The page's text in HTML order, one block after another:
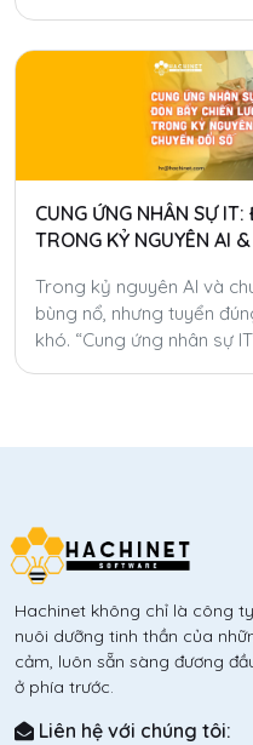
CUNG ỨNG NHÂN SỰ
TRONG KỶ NGUYÊN AI
Trong kỷ nguyên AI và
bùng nổ, nhưng tuyển
khó. “Cung ứng nhân sự
Hachinet không chỉ là công
nuôi dưỡng tinh thần của
cảm, luôn sẵn sàng đương
ở phía trước.
Liên hệ với chúng tôi: